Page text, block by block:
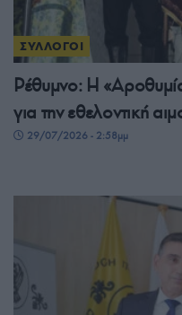
ΣΥΛΛΟΓΟΙ
Ρέθυμνο: Η
για την εθελοντική
29/07/2026 - 2:58μμ